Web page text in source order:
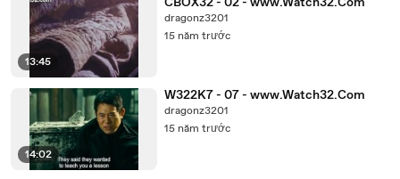
13:45
dragonz3201
15 năm trước
14:02
W322K7 - 07 - www.Watch32.Com
dragonz3201
15 năm trước